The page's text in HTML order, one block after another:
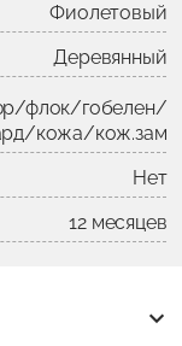
Фиолетовый
Деревянный
флок/гобелен/
кожа/кож.зам
Нет
12 месяцев